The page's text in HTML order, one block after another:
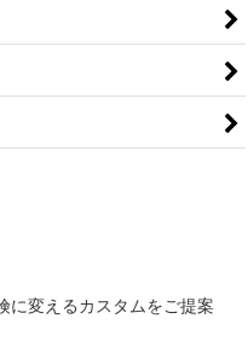
に変えるカスタムをご提案